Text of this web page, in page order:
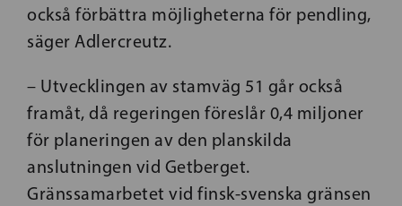
också förbättra möjligheterna för pendling,
säger Adlercreutz.
– Utvecklingen av stamväg 51 går också
framåt, då regeringen föreslår 0,4 miljoner
för planeringen av den planskilda
anslutningen vid Getberget.
Gränssamarbetet vid finsk-svenska gränsen